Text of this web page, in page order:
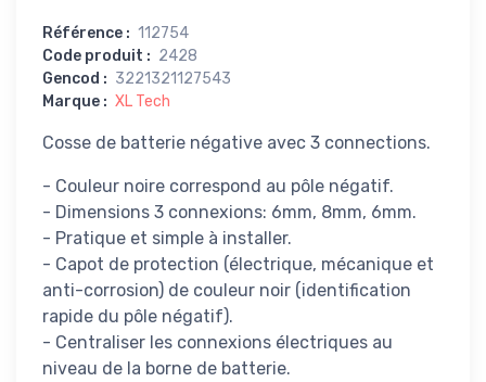
Référence : 112754
Code produit : 2428
Gencod : 3221321127543
Marque : XL Tech
Cosse de batterie négative avec 3 connections.
- Couleur noire correspond au pôle négatif.
- Dimensions 3 connexions: 6mm, 8mm, 6mm.
- Pratique et simple à installer.
- Capot de protection (électrique, mécanique et
anti-corrosion) de couleur noir (identification
rapide du pôle négatif).
- Centraliser les connexions électriques au
niveau de la borne de batterie.